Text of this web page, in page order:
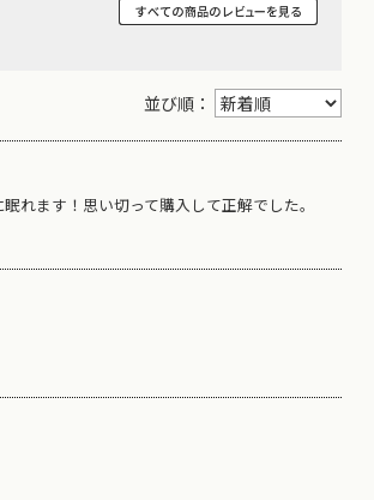
並び順：
れます！思い切って購入して正解でした。